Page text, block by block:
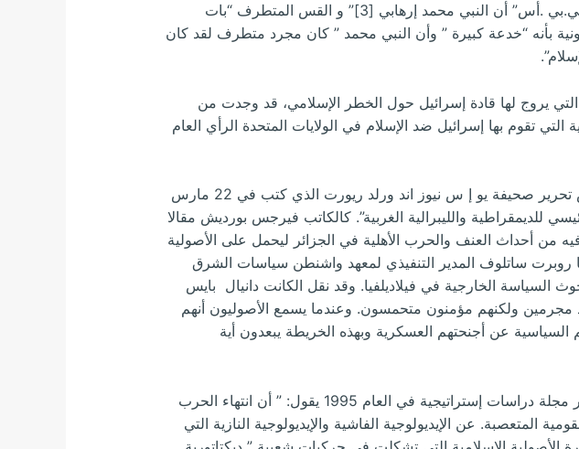
والمبشر الأصولي” جيري فالويل” قال في برنامج” 60 دقيقة” الذي تبثه محطة ” سي.بي .أس” أن النبي محمد إرهابي [3]” و القس المتطرف “بات
بأنه “خدعة كبيرة ” وأن النبي محمد ” كان مجرد متطرف لقد كان
التي يروج لها قادة إسرائيل حول الخطر الإسلامي، قد وجدت من
تقوم بها إسرائيل ضد الإسلام في الولايات المتحدة الرأي العام
ولعل من ابرز من تبنوا الأفكار الإسرائيلية المعادية للإسلام، موتيمرزو كرمان رئيس تحرير صحيفة يو إ س نيوز اند ورلد ريورت الذي كتب في 22 مارس
للديمقراطية والليبرالية الغربية”. كالكاتب فيرجس بورديش مقالا
تواجهنا ” انطلق فيه من أحداث العنف والحرب الأهلية في الجزائر ليحمل على الأصولية
روبرت ساتلوف المدير التنفيذي لمعهد واشنطن سياسات الشرق
السياسة الخارجية في فيلاديلفيا. وقد نقل الكانت دانيال بايس
مجرمين ولكنهم مؤمنون متحمسون. وعندما يسمع الأصوليون أنهم
عن أجنحتهم العسكرية وبهذه الخريطة يبعدون أية
وقد كتب أمورس بير لمترد أستاذ العلوم السياسية بالجامعة الأمريكية ورئيس تحرير مجلة دراسات إستراتيجية في العام 1995 يقول: ” أن انتهاء الحرب
المتعصبة. عن الإيديولوجية الفاشية والإيديولوجية النازية التي